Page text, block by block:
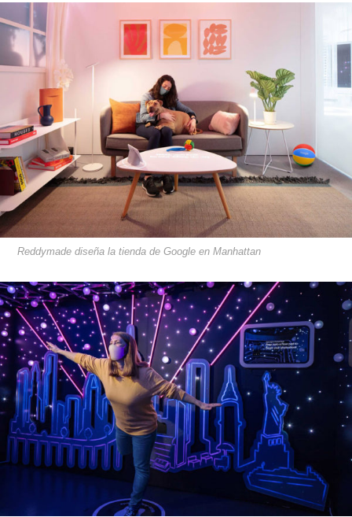
Reddymade diseña la tienda de Google en Manhattan